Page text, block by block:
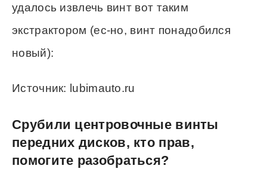
удалось извлечь винт вот таким
экстрактором (ес-но, винт понадобился
новый):
Источник: lubimauto.ru
Срубили центровочные винты
передних дисков, кто прав,
помогите разобраться?